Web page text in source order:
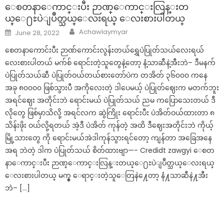
ေစတနာေကာင္းပီး ဉာဏ္ေကာင္းလြန္းတ
ယ္ေ႐ႊပဲျပဳတ္သယ္ေလးရယ္ ေလးစားပါတယ္
Posted
on
June 28, 2022 Author
Achawlaymyar
စေတနာကောင်းပီး ဉာဏ်ကောင်းလွန်းတယ်ရွှေပဲပြုတ်သယ်လေးရယ်
လေးစားပါတယ် မက်စ် ရောင်းတဲ့သူတွေနဲ့တော့ နံ့သာဆီနဲ့အီးဘဲ– ဒီမနက်
ပဲပြုတ်သယ်ဆီ ပဲပြုတ်ဝယ်တယ်စားတော်ပဲက တအိတ် ၃၆၀၀၀ ကနေ
အခု ၈၀၀၀၀ ဖြစ်သွားပီ အကိုလေးတဲ့ ဒါပေမယ့် ပဲပြုတ်ဈေးက မတက်ဘူး
အရင်ဈေး အတိုင်းဘဲ ရောင်းမယ် ပဲပြုတ်သယ် ညမ ကပြောသေးတယ် ဒီ
လိုတွေ ဖြစ်မှာသိလို့ အရင်လက ဆွဲကြိုး ရောင်းပီး ပဲအိတ်ဝယ်ထားတာ ၈
သိန်းဖိုး ဝယ်လို့ရတယ် အဲ့ဒီ ပဲအိတ် ကုန်တဲ့ အထိ ဒီဈေးအတိုင်းဘဲ ကိုယ့်
မြို့သားတွေ ကို ရောင်းမယ်အဲဒါကုန်သွားရင်တော့ ကျန်တာ အခြေအနေ
အရ ဘဲတဲ့ ဒါက ပဲပြုတ်သယ် စိတ်ထားဗျာ—- Credidt zawgyi ေစတ
နာေကာင္းပီး ဉာဏ္ေကာင္းလြန္းတယ္ေ႐ႊပဲျပဳတ္သယ္ေလးရယ္
ေလးစားပါတယ္ မက္စ္ ေရာင္းတဲ့သူေတြနဲ႔ေတာ့ နံ႔သာဆီနဲ႔အီး
ဘဲ– […]